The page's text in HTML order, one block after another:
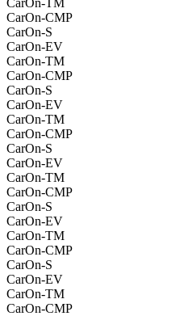
CarOn-CMP
CarOn-S
CarOn-EV
CarOn-TM
CarOn-CMP
CarOn-S
CarOn-EV
CarOn-TM
CarOn-CMP
CarOn-S
CarOn-EV
CarOn-TM
CarOn-CMP
CarOn-S
CarOn-EV
CarOn-TM
CarOn-CMP
CarOn-S
CarOn-EV
CarOn-TM
CarOn-CMP